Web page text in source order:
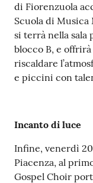
di Fiorenzuola
Scuola di
si terrà nella sala
blocco B, e
riscaldare
e piccini con
Incanto di luce
Infine, venerdì
Piacenza, al
Gospel Choir